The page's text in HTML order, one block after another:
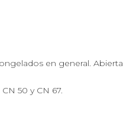
en general. Abierta
50 y CN 67.